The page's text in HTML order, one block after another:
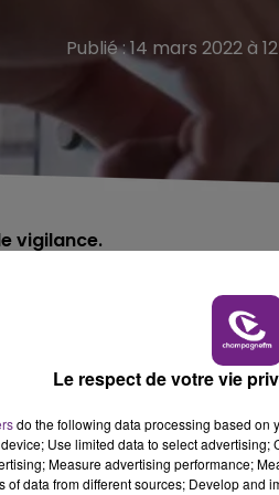
Publié : 14 mars 2022 à
vigilance.
des déchets, se
par un bac neuf en
citoyens qu’aucun
Le respect de votre vie
do the following data processing based on
Use limited data to select
Measure advertising performance;
of data from different sources; Develop and